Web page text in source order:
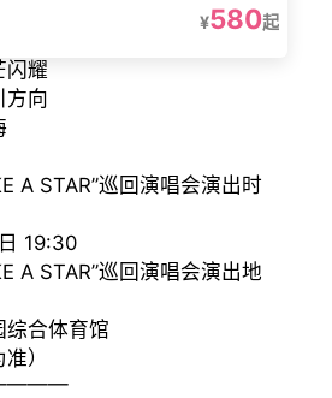
¥580起
闪耀
方向
A STAR”巡回演唱会演出时
19:30
A STAR”巡回演唱会演出地
综合体育馆
）